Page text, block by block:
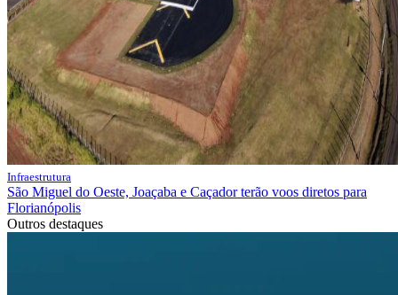
Infraestrutura
São Miguel do Oeste, Joaçaba e Caçador terão voos diretos para
Florianópolis
Outros destaques